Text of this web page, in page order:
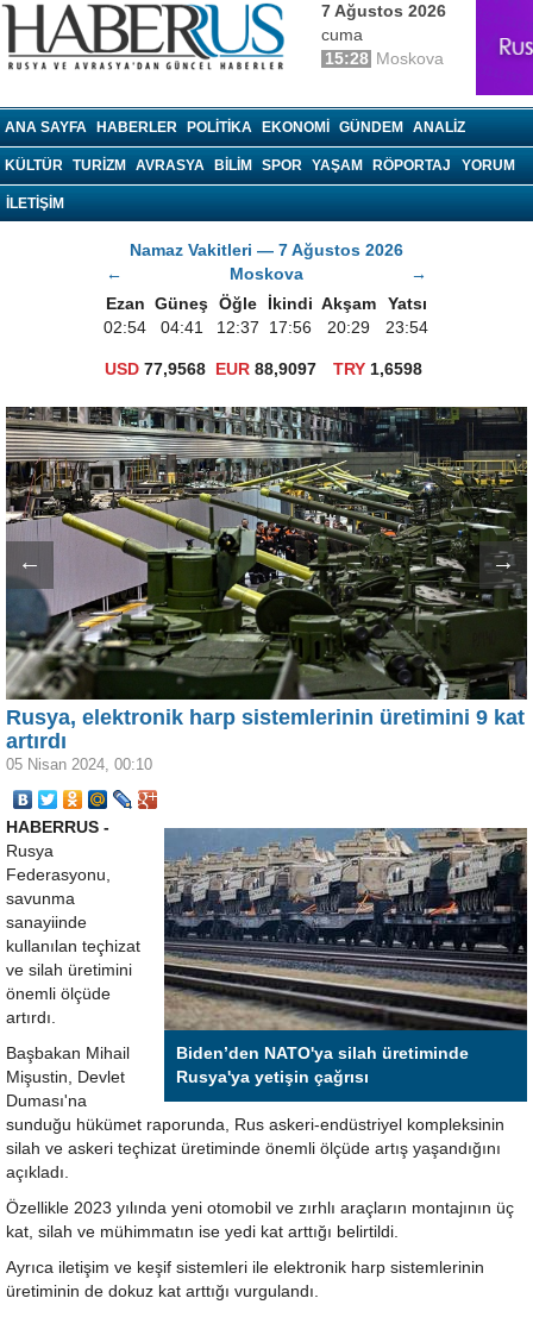
7 Ağustos 2026
cuma
15:28 Moskova
ANA SAYFA HABERLER POLITIKA EKONOMI GÜNDEM ANALIZ
KÜLTÜR TURIZM AVRASYA BILIM SPOR YAŞAM RÖPORTAJ YORUM
İLETİŞİM
Namaz Vakitleri — 7 Ağustos 2026
←
Moskova
→
Ezan Güneş Öğle İkindi Akşam
Yatsı
02:54
04:41 12:37 17:56 20:29 23:54
USD 77,9568 EUR 88,9097 TRY1,6598
← →
Rusya, elektronik harp sistemlerinin üretimini 9 kat
artırdı
05 Nisan 2024, 00:10
Biden’den NATO'ya silah üretiminde
Rusya'ya yetişin çağrısı
HABERRUS -
Rusya
Federasyonu,
savunma
sanayiinde
kullanılan teçhizat
ve silah üretimini
önemli ölçüde
artırdı.
Başbakan Mihail
Mişustin, Devlet
Duması'na
sunduğu hükümet raporunda, Rus askeri-endüstriyel kompleksinin
silah ve askeri teçhizat üretiminde önemli ölçüde artış yaşandığını
açıkladı.
Özellikle 2023 yılında yeni otomobil ve zırhlı araçların montajının üç
kat, silah ve mühimmatın ise yedi kat arttığı belirtildi.
Ayrıca iletişim ve keşif sistemleri ile elektronik harp sistemlerinin
üretiminin de dokuz kat arttığı vurgulandı.